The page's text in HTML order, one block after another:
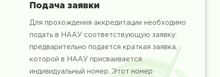
Подача заявки
Для прохождения аккредитации необходимо
подать в НААУ соответствующую заявку:
предварительно подается краткая заявка,
которой в НААУ присваивается
индивидуальный номер. Этот номер